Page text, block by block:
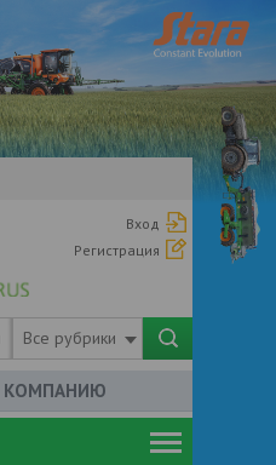
Вход
Регистрация
Все рубрики
КОМПАНИЮ